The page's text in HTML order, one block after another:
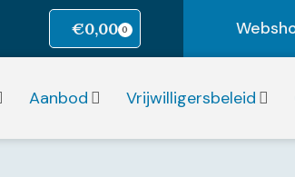
€0,00 0
Aanbod Vrijwilligersbeleid